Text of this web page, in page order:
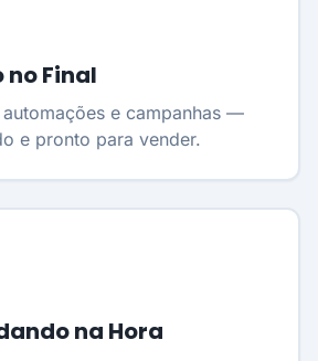
no Final
e campanhas —
e pronto para vender.
na Hora